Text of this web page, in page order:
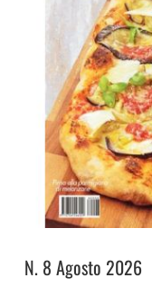
N. 8 Agosto 2026